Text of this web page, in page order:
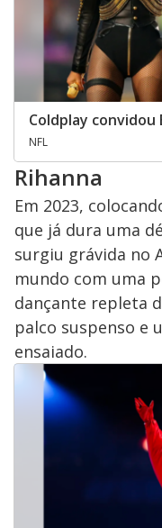
Coldplay convidou
NFL
Rihanna
Em 2023,
que já dura uma
surgiu grávida no
mundo com uma
dançante repleta
palco suspenso e
ensaiado.